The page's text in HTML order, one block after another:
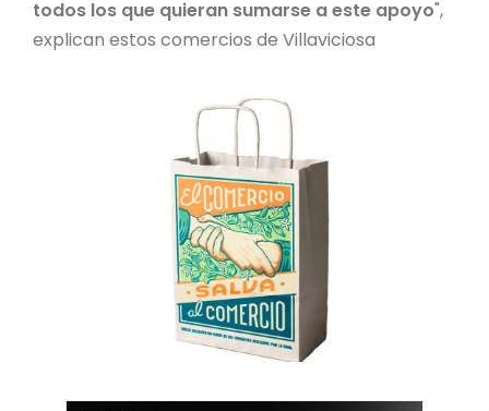
todos los que quieran sumarse a este apoyo",
explican estos comercios de Villaviciosa